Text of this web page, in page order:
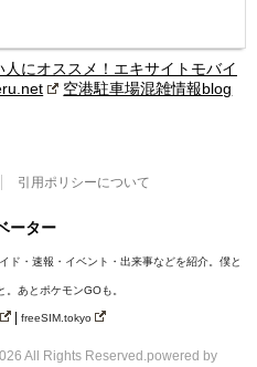
にオススメ！エキサイトモバイ
空港駐車場混雑情報blog
引用ポリシーについて
ーター
ド・速報・イベント・出来事などを紹介。僕と
あとポケモンGOも。
| freeSIM.tokyo
All Rights Reserved. powered by